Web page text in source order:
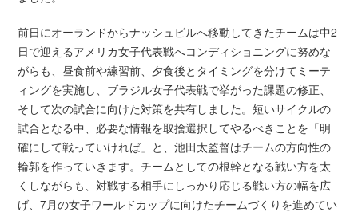
前日にオーランドからナッシュビルへ移動してきたチームは中2
日で迎えるアメリカ女子代表戦へコンディショニングに努めな
がらも、昼食前や練習前、夕食後とタイミングを分けてミーテ
ィングを実施し、ブラジル女子代表戦で挙がった課題の修正、
そして次の試合に向けた対策を共有しました。短いサイクルの
試合となる中、必要な情報を取捨選択してやるべきことを「明
確にして戦っていければ」と、池田太監督はチームの方向性の
輪郭を作っていきます。チームとしての根幹となる戦い方を太
くしながらも、対戦する相手にしっかり応じる戦い方の幅を広
げ、7月の女子ワールドカップに向けたチームづくりを進めてい